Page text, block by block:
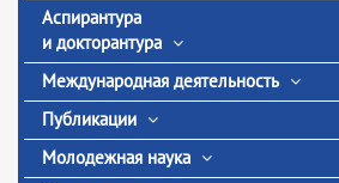
Аспирантура
и докторантура
Международная деятельность
Публикации
Молодежная наука